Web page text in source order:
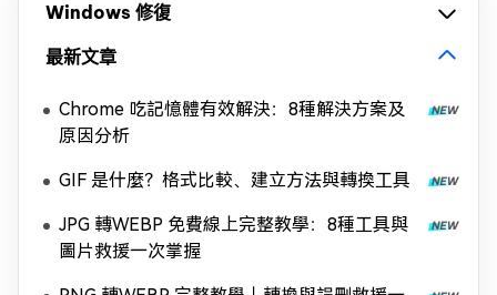
Windows 修復
最新文章
Chrome 吃記憶體有效解決：8種解決方案及
原因分析
GIF 是什麼？格式比較、建立方法與轉換工具
JPG 轉WEBP 免費線上完整教學：8種工具與
圖片救援一次掌握